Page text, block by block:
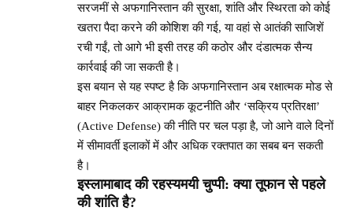
सरजमीं से अफगानिस्तान की सुरक्षा, शांति और स्थिरता को कोई
खतरा पैदा करने की कोशिश की गई, या वहां से आतंकी साजिशें
रची गईं, तो आगे भी इसी तरह की कठोर और दंडात्मक सैन्य
कार्रवाई की जा सकती है।
इस बयान से यह स्पष्ट है कि अफगानिस्तान अब रक्षात्मक मोड से
बाहर निकलकर आक्रामक कूटनीति और ‘सक्रिय प्रतिरक्षा’
(Active Defense) की नीति पर चल पड़ा है, जो आने वाले दिनों
में सीमावर्ती इलाकों में और अधिक रक्तपात का सबब बन सकती
है।
इस्लामाबाद की रहस्यमयी चुप्पी: क्या तूफान से पहले
की शांति है?